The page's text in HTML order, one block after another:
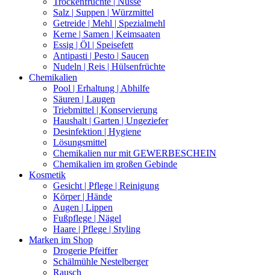
Salz | Suppen | Würzmittel
Getreide | Mehl | Spezialmehl
Kerne | Samen | Keimsaaten
Essig | Öl | Speisefett
Antipasti | Pesto | Saucen
Nudeln | Reis | Hülsenfrüchte
Chemikalien
Pool | Erhaltung | Abhilfe
Säuren | Laugen
Triebmittel | Konservierung
Haushalt | Garten | Ungeziefer
Desinfektion | Hygiene
Lösungsmittel
Chemikalien nur mit GEWERBESCHEIN
Chemikalien im großen Gebinde
Kosmetik
Gesicht | Pflege | Reinigung
Körper | Hände
Augen | Lippen
Fußpflege | Nägel
Haare | Pflege | Styling
Marken im Shop
Drogerie Pfeiffer
Schälmühle Nestelberger
Rausch